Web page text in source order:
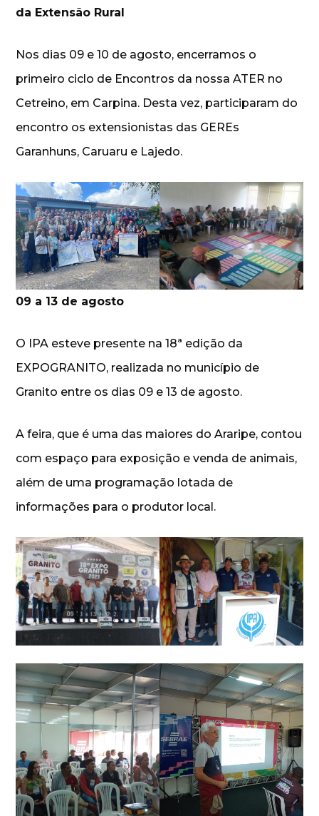
da Extensão Rural
Nos dias 09 e 10 de agosto, encerramos o
primeiro ciclo de Encontros da nossa ATER no
Cetreino, em Carpina. Desta vez, participaram do
encontro os extensionistas das GEREs
Garanhuns, Caruaru e Lajedo.
09 a 13 de agosto
O IPA esteve presente na 18ª edição da
EXPOGRANITO, realizada no município de
Granito entre os dias 09 e 13 de agosto.
A feira, que é uma das maiores do Araripe, contou
com espaço para exposição e venda de animais,
além de uma programação lotada de
informações para o produtor local.